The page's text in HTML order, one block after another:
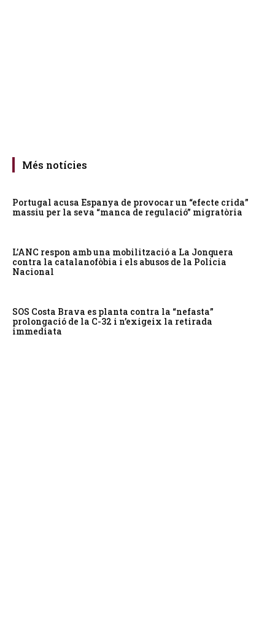
Més notícies
Portugal acusa Espanya de provocar un “efecte crida”
massiu per la seva “manca de regulació” migratòria
L’ANC respon amb una mobilització a La Jonquera
contra la catalanofòbia i els abusos de la Policia
Nacional
SOS Costa Brava es planta contra la “nefasta”
prolongació de la C-32 i n’exigeix la retirada
immediata